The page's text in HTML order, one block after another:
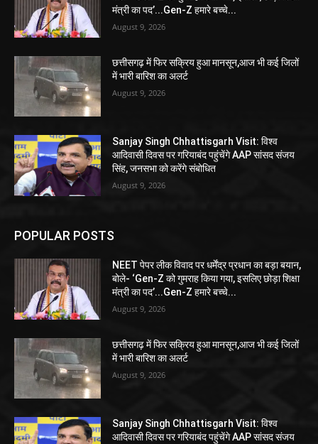
मंत्री का पद’...Gen-Z हमारे बच्चे...
August 9, 2026
छत्तीसगढ़ में फिर सक्रिय हुआ मानसून,आज भी कई जिलों
में भारी बारिश का अलर्ट
August 9, 2026
Sanjay Singh Chhattisgarh Visit: विश्व
आदिवासी दिवस पर गरियाबंद पहुंचेंगे AAP सांसद संजय
सिंह, जनसभा को करेंगे संबोधित
August 9, 2026
POPULAR POSTS
NEET पेपर लीक विवाद पर धर्मेंद्र प्रधान का बड़ा बयान,
बोले- ‘Gen-Z को गुमराह किया गया, इसलिए छोड़ा शिक्षा
मंत्री का पद’...Gen-Z हमारे बच्चे...
August 9, 2026
छत्तीसगढ़ में फिर सक्रिय हुआ मानसून,आज भी कई जिलों
में भारी बारिश का अलर्ट
August 9, 2026
Sanjay Singh Chhattisgarh Visit: विश्व
आदिवासी दिवस पर गरियाबंद पहुंचेंगे AAP सांसद संजय